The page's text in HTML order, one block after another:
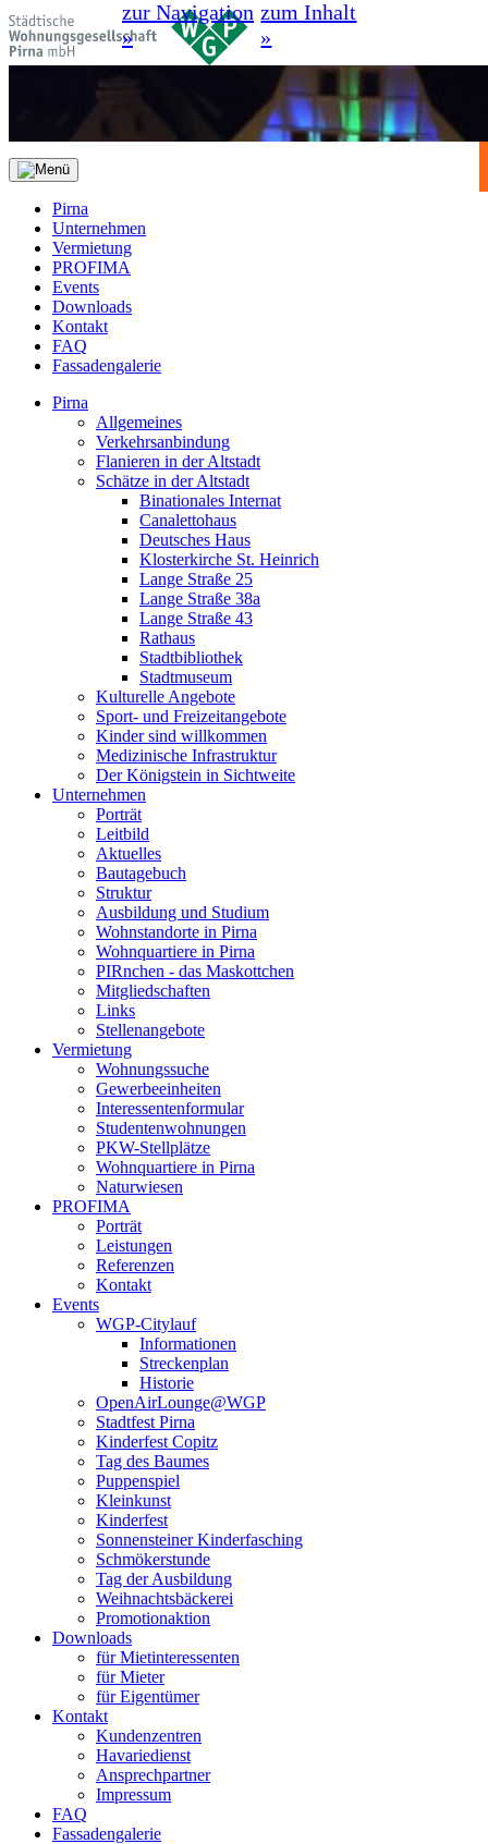
zur Navigation
»
zum Inhalt
»
Pirna
Unternehmen
Vermietung
PROFIMA
Events
Downloads
Kontakt
FAQ
Fassadengalerie
Pirna
Allgemeines
Verkehrsanbindung
Flanieren in der Altstadt
Schätze in der Altstadt
Binationales Internat
Canalettohaus
Deutsches Haus
Klosterkirche St. Heinrich
Lange Straße 25
Lange Straße 38a
Lange Straße 43
Rathaus
Stadtbibliothek
Stadtmuseum
Kulturelle Angebote
Sport- und Freizeitangebote
Kinder sind willkommen
Medizinische Infrastruktur
Der Königstein in Sichtweite
Unternehmen
Porträt
Leitbild
Aktuelles
Bautagebuch
Struktur
Ausbildung und Studium
Wohnstandorte in Pirna
Wohnquartiere in Pirna
PIRnchen - das Maskottchen
Mitgliedschaften
Links
Stellenangebote
Vermietung
Wohnungssuche
Gewerbeeinheiten
Interessentenformular
Studentenwohnungen
PKW-Stellplätze
Wohnquartiere in Pirna
Naturwiesen
PROFIMA
Porträt
Leistungen
Referenzen
Kontakt
Events
WGP-Citylauf
Informationen
Streckenplan
Historie
OpenAirLounge@WGP
Stadtfest Pirna
Kinderfest Copitz
Tag des Baumes
Puppenspiel
Kleinkunst
Kinderfest
Sonnensteiner Kinderfasching
Schmökerstunde
Tag der Ausbildung
Weihnachtsbäckerei
Promotionaktion
Downloads
für Mietinteressenten
für Mieter
für Eigentümer
Kontakt
Kundenzentren
Havariedienst
Ansprechpartner
Impressum
FAQ
Fassadengalerie